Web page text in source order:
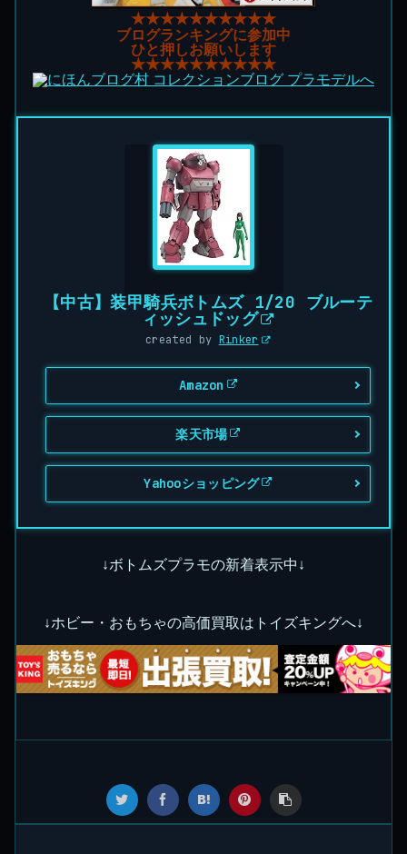
★★★★★★★★★★
ブログランキングに参加中
ひと押しお願いします
★★★★★★★★★★
【中古】装甲騎兵ボトムズ 1/20 ブルーテ
ィッシュドッグ
created by Rinker
Amazon
楽天市場
Yahooショッピング
↓ボトムズプラモの新着表示中↓
↓ホビー・おもちゃの高価買取はトイズキングへ↓